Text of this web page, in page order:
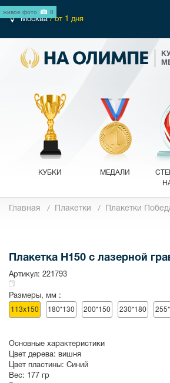
Москва/ от 1 дня
КУБКИ МЕДАЛИ
СУВЕНИРЫ РАСПРОДАЖА
Главная Плакетки Плакетки
живое фото 8
Плакетка H150 с лазерной
Артикул: 221793
Размеры, мм :
113х150 180*130 200*150 230*180
Основные характеристики
Цвет дерева: вишня
Цвет пластины: Синий
Вес: 177 гр